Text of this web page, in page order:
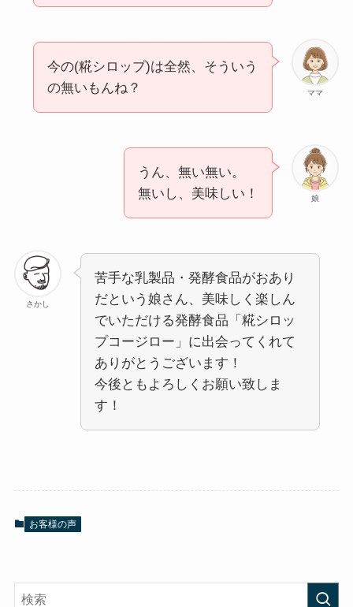
ママ
今の(糀シロップ)は全然、そういう
の無いもんね？
娘
うん、無い無い。
無いし、美味しい！
さかし
苦手な乳製品・発酵食品がおあり
だという娘さん、美味しく楽しん
でいただける発酵食品「糀シロッ
プコージロー」に出会ってくれて
ありがとうございます！
今後ともよろしくお願い致しま
す！
お客様の声